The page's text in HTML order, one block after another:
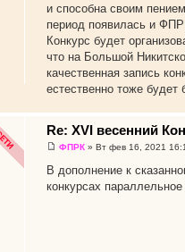
и способна своим
период появилась и
Конкурс будет
что на Большой
качественная запись
естественно тоже
Re: XVI весенний
ФПРК » Вт фев 16, 2021
В дополнение к
конкурсах